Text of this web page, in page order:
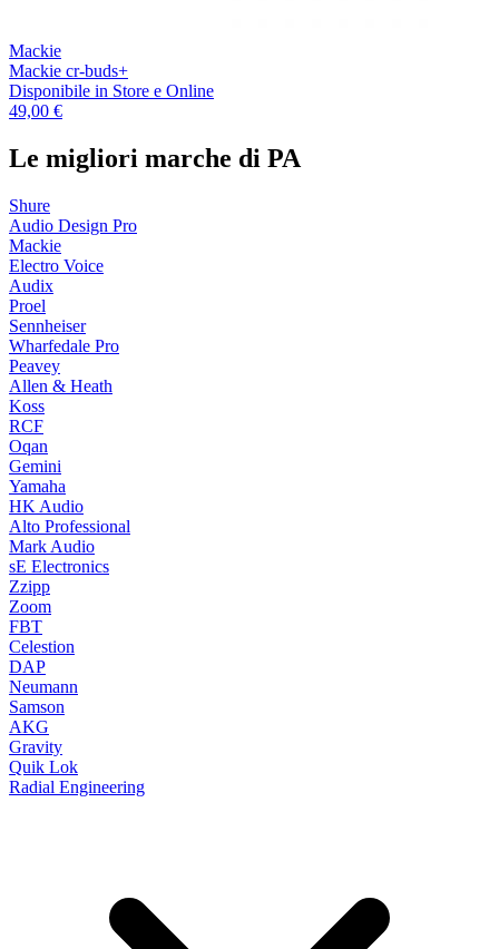
Mackie
Mackie cr-buds+
Disponibile in Store e Online
49,00 €
Le migliori marche di PA
Shure
Audio Design Pro
Mackie
Electro Voice
Audix
Proel
Sennheiser
Wharfedale Pro
Peavey
Allen & Heath
Koss
RCF
Oqan
Gemini
Yamaha
HK Audio
Alto Professional
Mark Audio
sE Electronics
Zzipp
Zoom
FBT
Celestion
DAP
Neumann
Samson
AKG
Gravity
Quik Lok
Radial Engineering